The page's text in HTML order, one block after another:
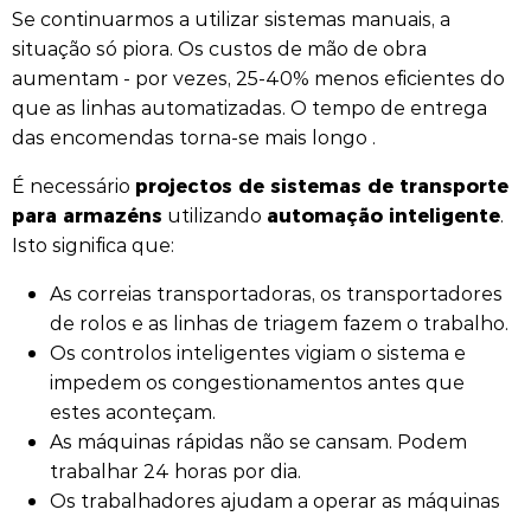
Se continuarmos a utilizar sistemas manuais, a
situação só piora. Os custos de mão de obra
aumentam - por vezes, 25-40% menos eficientes do
que as linhas automatizadas. O tempo de entrega
das encomendas torna-se mais longo .
É necessário projectos de sistemas de transporte
para armazéns utilizando automação inteligente.
Isto significa que:
As correias transportadoras, os transportadores
de rolos e as linhas de triagem fazem o trabalho.
Os controlos inteligentes vigiam o sistema e
impedem os congestionamentos antes que
estes aconteçam.
As máquinas rápidas não se cansam. Podem
trabalhar 24 horas por dia.
Os trabalhadores ajudam a operar as máquinas